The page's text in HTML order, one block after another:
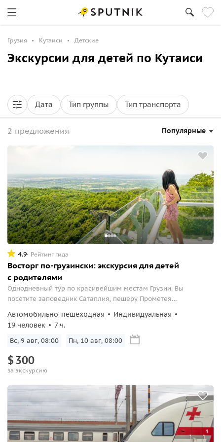
Грузия Кутаиси Детские
Экскурсии для детей по Кутаиси
Дата Тип группы Тип транспорта
2 предложения Популярные
4.9 Рейтинг гида
Восторг по-грузински: экскурсия для детей
с родителями
Однодневный тур по красивейшим местам Грузии. Вы
посетите заповедник Сатаплия, пещеру Прометея
Автомобильно-пешеходная
Индивидуальная
19 человек
7 ч.
Вс, 9 авг, 08:00 Пн, 10 авг, 08:00
$300
за экскурсию